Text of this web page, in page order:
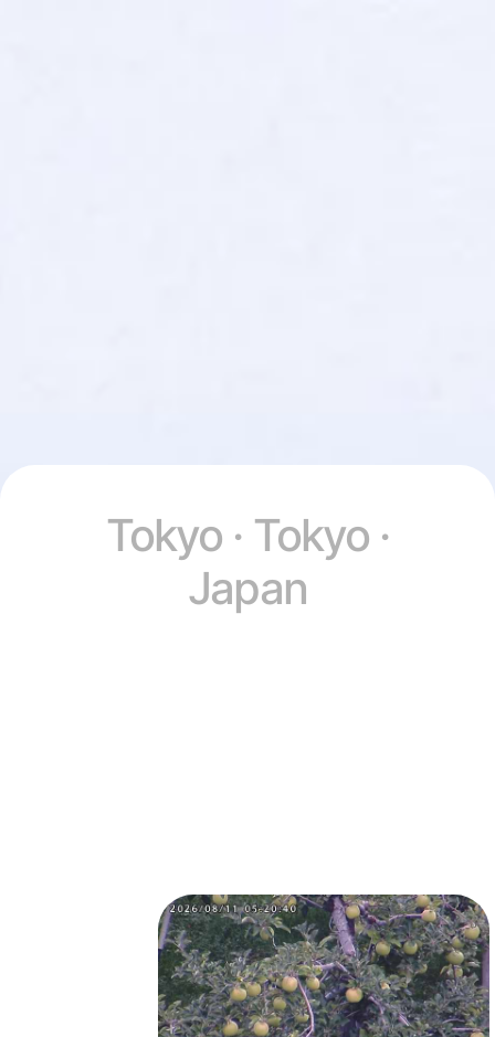
Tokyo · Tokyo ·
Japan